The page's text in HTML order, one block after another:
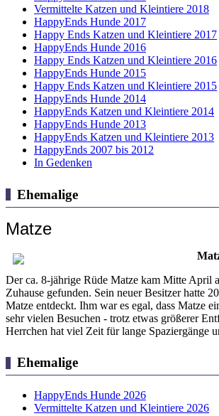
Vermittelte Katzen und Kleintiere 2018
HappyEnds Hunde 2017
Happy Ends Katzen und Kleintiere 2017
HappyEnds Hunde 2016
Happy Ends Katzen und Kleintiere 2016
HappyEnds Hunde 2015
Happy Ends Katzen und Kleintiere 2015
HappyEnds Hunde 2014
HappyEnds Katzen und Kleintiere 2014
HappyEnds Hunde 2013
HappyEnds Katzen und Kleintiere 2013
HappyEnds 2007 bis 2012
In Gedenken
Ehemalige
Matze
Der ca. 8-jährige Rüde Matze kam Mitte April
Zuhause gefunden. Sein neuer Besitzer hatte
Matze entdeckt. Ihm war es egal, dass Matze
sehr vielen Besuchen - trotz etwas größerer
Herrchen hat viel Zeit für lange Spaziergänge
Ehemalige
HappyEnds Hunde 2026
Vermittelte Katzen und Kleintiere 2026